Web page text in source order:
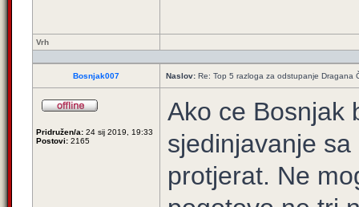
Vrh
Bosnjak007 Naslov: Re: Top 5 razloga za odstupanje Dragana
Pridružen/a: 24 sij 2019, 19:33
Postovi: 2165
Ako ce Bosnjak
sjedinjavanje
protjerat. Ne